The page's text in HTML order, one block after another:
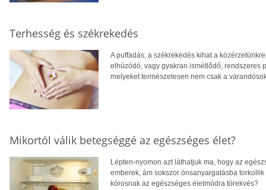
Terhesség és székrekedés
A puffadás, a székrekedés kihat a
elhúzódó, vagy gyakran ismétlődő, rendszeres
melyeket természetesen nem csak a
Mikortól válik betegséggé az egészséges élet?
Lépten-nyomon azt láthatjuk ma, hogy az
emberek, ám sokszor önsanyargatásba
kórosnak az egészséges életmódra törekvés?